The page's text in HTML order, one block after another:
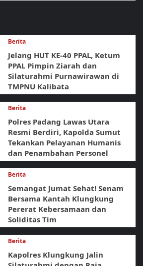
Berita
Jelang HUT KE-40 PPAL, Ketum
PPAL Pimpin Ziarah dan
Silaturahmi Purnawirawan di
TMPNU Kalibata
Berita
Polres Padang Lawas Utara
Resmi Berdiri, Kapolda Sumut
Tekankan Pelayanan Humanis
dan Penambahan Personel
Berita
Semangat Jumat Sehat! Senam
Bersama Kantah Klungkung
Pererat Kebersamaan dan
Soliditas Tim
Berita
Kapolres Klungkung Jalin